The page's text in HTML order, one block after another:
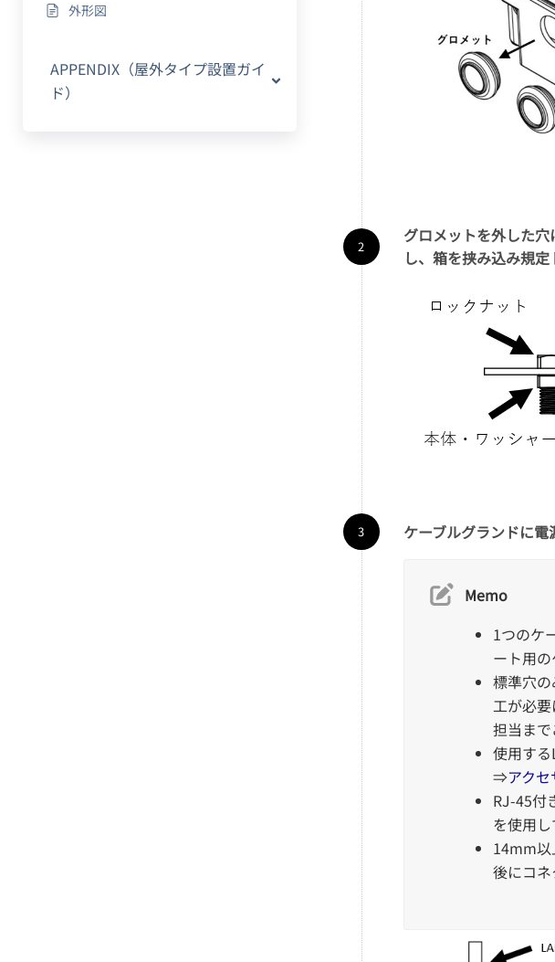
外形図
APPENDIX（屋外タイプ設置ガイ
ド）
グロメットを外した
し、箱を挟み込み規
ケーブルグランドに電
Memo
1つのケ
ート用
標準穴
工が必
担当まで
使用する
⇒アクセ
RJ-45付
を使用し
14mm以
後にコネ